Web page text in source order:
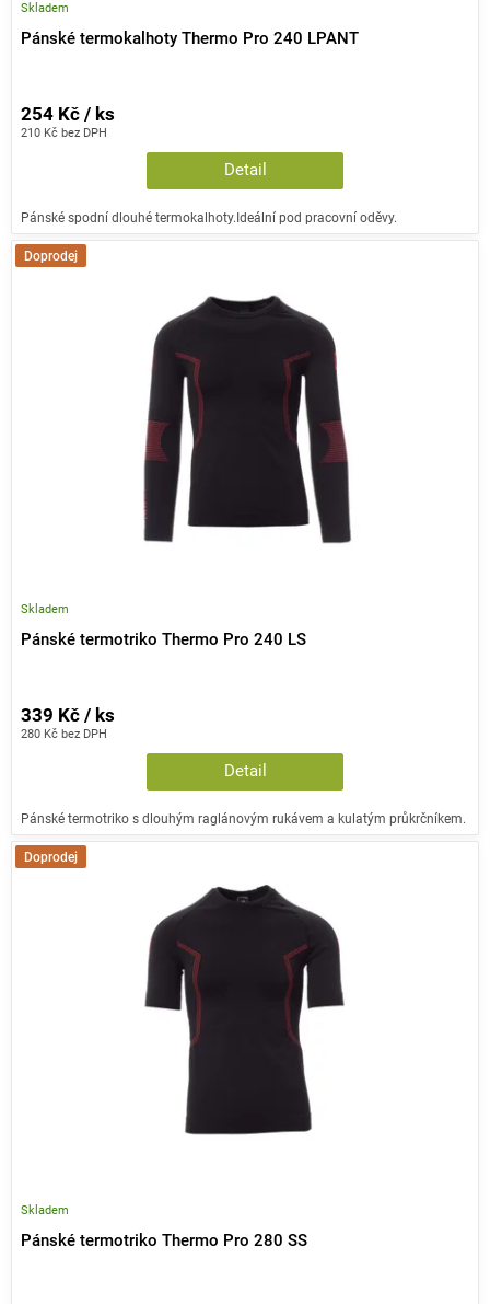
Pánské termokalhoty Thermo Pro 240 LPANT
Skladem
210 Kč bez DPH
254 Kč / ks
Detail
Pánské spodní dlouhé termokalhoty.Ideální pod pracovní oděvy.
Doprodej
Pánské termotriko Thermo Pro 240 LS
Skladem
280 Kč bez DPH
339 Kč / ks
Detail
Pánské termotriko s dlouhým raglánovým rukávem a kulatým průkrčníkem.
Doprodej
Pánské termotriko Thermo Pro 280 SS
Skladem